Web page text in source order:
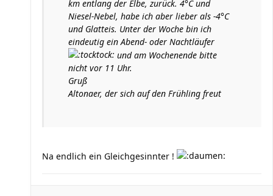
km entlang der Elbe, zurück. 4°C und
Niesel-Nebel, habe ich aber lieber als -4°C
und Glatteis. Unter der Woche bin ich
eindeutig ein Abend- oder Nachtläufer
und am Wochenende bitte
nicht vor 11 Uhr.
Gruß
Altonaer, der sich auf den Frühling freut
Na endlich ein Gleichgesinnter !